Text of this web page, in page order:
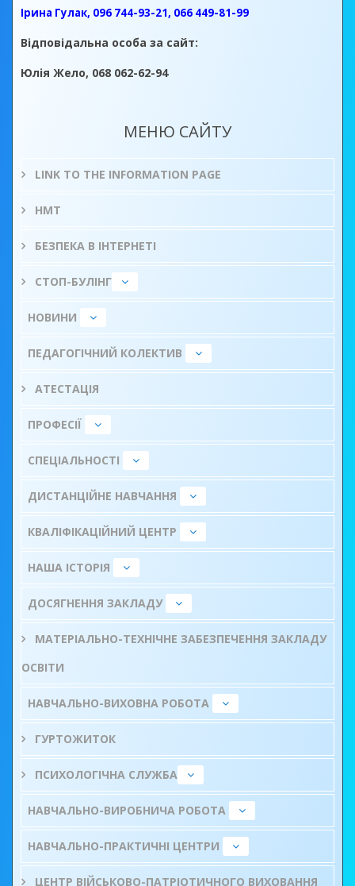
Ірина Гулак, 096 744-93-21, 066 449-81-99
Відповідальна особа за сайт:
Юлія Жело, 068 062-62-94
МЕНЮ САЙТУ
LINK TO THE INFORMATION PAGE
НМТ
БЕЗПЕКА В ІНТЕРНЕТІ
СТОП-БУЛІНГ
НОВИНИ
ПЕДАГОГІЧНИЙ КОЛЕКТИВ
АТЕСТАЦІЯ
ПРОФЕСІЇ
СПЕЦІАЛЬНОСТІ
ДИСТАНЦІЙНЕ НАВЧАННЯ
КВАЛІФІКАЦІЙНИЙ ЦЕНТР
НАША ІСТОРІЯ
ДОСЯГНЕННЯ ЗАКЛАДУ
МАТЕРІАЛЬНО-ТЕХНІЧНЕ ЗАБЕЗПЕЧЕННЯ ЗАКЛАДУ
ОСВІТИ
НАВЧАЛЬНО-ВИХОВНА РОБОТА
ГУРТОЖИТОК
ПСИХОЛОГІЧНА СЛУЖБА
НАВЧАЛЬНО-ВИРОБНИЧА РОБОТА
НАВЧАЛЬНО-ПРАКТИЧНІ ЦЕНТРИ
ЦЕНТР ВІЙСЬКОВО-ПАТРІОТИЧНОГО ВИХОВАННЯ